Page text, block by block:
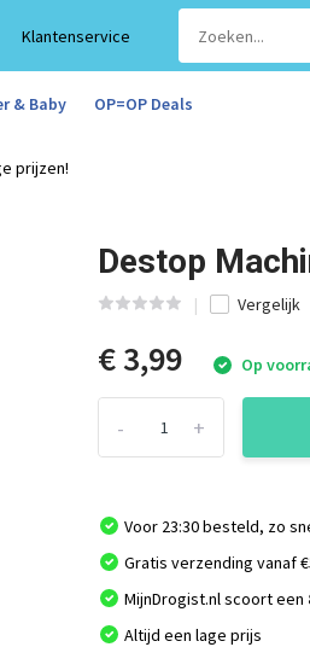
Klantenservice
& Baby OP=OP Deals
prijzen!
Destop
Vergelijk
€ 3,99 Op
+
-
Voor 23:30 besteld, zo
Gratis verzending vanaf
MijnDrogist.nl scoort een
Altijd een lage prijs